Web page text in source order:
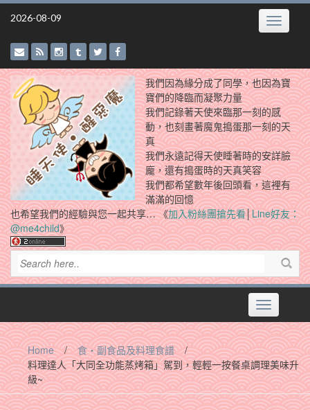
Skip
2026-08-09 Toggle
我們因為緣分成了同學，也因為寶
寶們的降臨而凝聚力量
我們記錄著天使來臨那一刻的感
動，也刻畫著魔鬼搗蛋那一刻的天
真
我們永遠記得天使睡著時的安詳臉
龐，還有搗蛋時的天真笑容
我們都希望數年後回頭看，這裡有
滿滿的回憶
也希望我們的經驗與您一起共享… 《加入粉絲團搶先看│Line好友：
@me4child》
Toggle
navigation
Home / 食‧副食品及料理食譜
/
料理達人「大同全功能蒸烤箱」駕到，輕輕一按餐桌調理美味升
級~